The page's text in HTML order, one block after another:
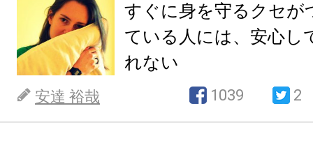
すぐに身を守るクセが
ている人には、安心し
れない
安達 裕哉 1039 2